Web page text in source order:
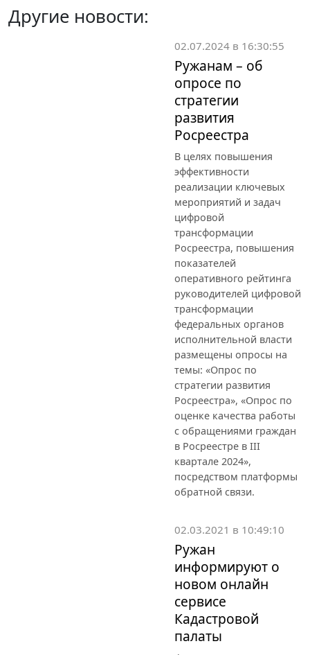
Другие новости:
02.07.2024 в 16:30:55
Ружанам – об
опросе по
стратегии
развития
Росреестра
В целях повышения
эффективности
реализации ключевых
мероприятий и задач
цифровой
трансформации
Росреестра, повышения
показателей
оперативного рейтинга
руководителей цифровой
трансформации
федеральных органов
исполнительной власти
размещены опросы на
темы: «Опрос по
стратегии развития
Росреестра», «Опрос по
оценке качества работы
с обращениями граждан
в Росреестре в III
квартале 2024»,
посредством платформы
обратной связи.
02.03.2021 в 10:49:10
Ружан
информируют о
новом онлайн
сервисе
Кадастровой
палаты